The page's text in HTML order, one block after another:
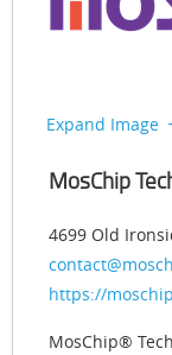
Expand Image
MosChip
4699 Old
https://
MosChip®